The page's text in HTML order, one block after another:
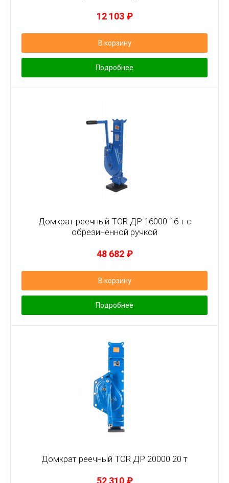
12 103 ₽
В корзину
Подробнее
Домкрат реечный TOR ДР 16000 16 т с
обрезиненной ручкой
48 682 ₽
В корзину
Подробнее
Домкрат реечный TOR ДР 20000 20 т
52 310 ₽